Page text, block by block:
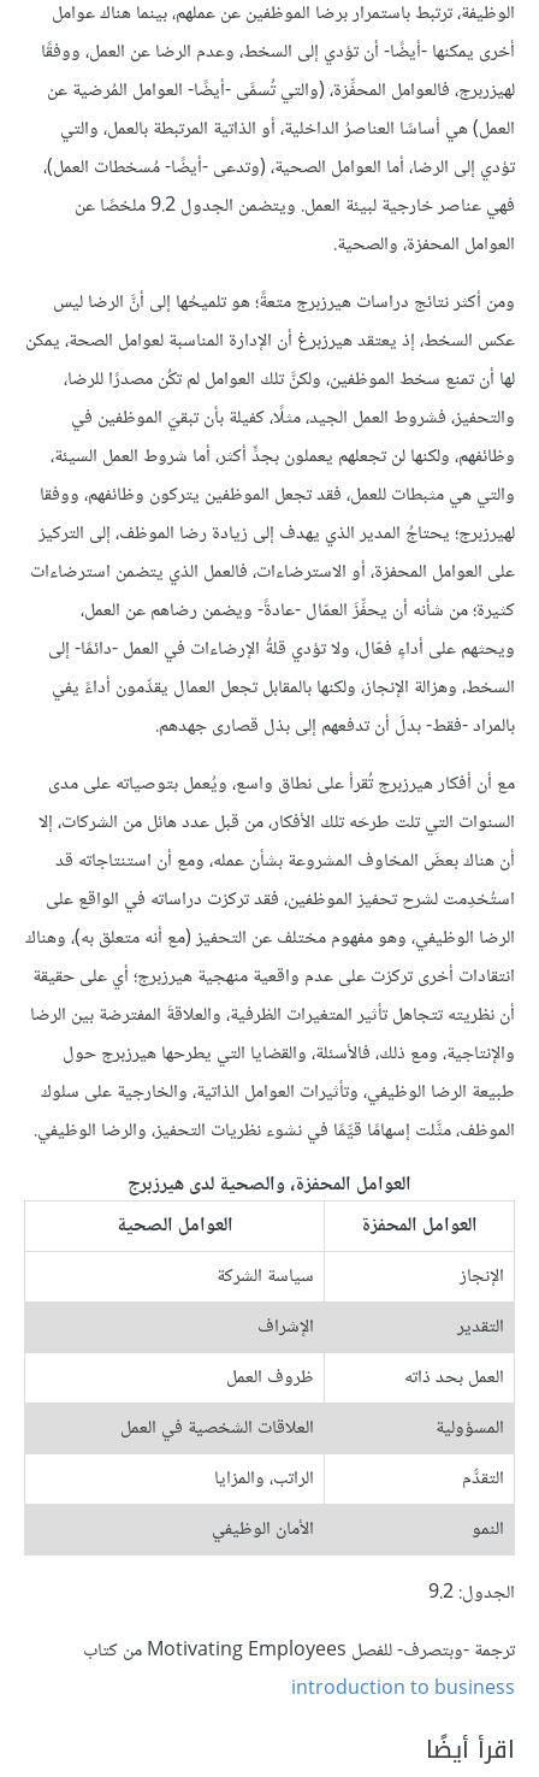
الوظيفة، ترتبط باستمرار برضا الموظفين عن عملهم، بينما هناك عوامل
أخرى يمكنها -أيضًا- أن تؤدي إلى السخط، وعدم الرضا عن العمل، ووفقًا
لهيزربرج، فالعوامل المحفِّزة، (والتي تُسمَّى -أيضًا- العوامل المُرضية عن
العمل) هي أساسًا العناصرُ الداخلية، أو الذاتية المرتبطة بالعمل، والتي
تؤدي إلى الرضا، أما العوامل الصحية، (وتدعى -أيضًا- مُسخطات العمل)،
فهي عناصر خارجية لبيئة العمل. ويتضمن الجدول 9.2 ملخصًا عن
العوامل المحفزة، والصحية.
ومن أكثر نتائج دراسات هيرزبرج متعةً؛ هو تلميحُها إلى أنَّ الرضا ليس
عكس السخط، إذ يعتقد هيرزبرغ أن اﻹدارة المناسبة لعوامل الصحة، يمكن
لها أن تمنع سخط الموظفين، ولكنَّ تلك العوامل لم تكُن مصدرًا للرضا،
والتحفيز، فشروط العمل الجيد، مثلًا، كفيلة بأن تبقيَ الموظفين في
وظائفهم، ولكنها لن تجعلهم يعملون بجدٍّ أكثر، أما شروط العمل السيئة،
والتي هي مثبطات للعمل، فقد تجعل الموظفين يتركون وظائفهم، ووفقا
لهيرزبرج؛ يحتاجُ المدير الذي يهدف إلى زيادة رضا الموظف، إلى التركيز
على العوامل المحفزة، أو اﻻسترضاءات، فالعمل الذي يتضمن استرضاءات
كثيرة؛ من شأنه أن يحفِّزَ العمّال -عادةً- ويضمن رضاهم عن العمل،
ويحثهم على أداءٍ فعّال، ولا تؤدي قلةُ اﻹرضاءات في العمل -دائمًا- إلى
السخط، وهزالة اﻹنجاز، ولكنها بالمقابل تجعل العمال يقدِّمون أداءً يفي
بالمراد -فقط- بدلَ أن تدفعهم إلى بذل قصارى جهدهم.
مع أن أفكار هيرزبرج تُقرأ على نطاق واسع، ويُعمل بتوصياته على مدى
السنوات التي تلت طرحَه تلك الأفكار، من قبل عدد هائل من الشركات، إلا
أن هناك بعضَ المخاوف المشروعة بشأن عمله، ومع أن استنتاجاته قد
استُخدِمت لشرح تحفيز الموظفين، فقد تركزت دراساته في الواقع على
الرضا الوظيفي، وهو مفهوم مختلف عن التحفيز (مع أنه متعلق به)، وهناك
انتقادات أخرى تركزت على عدم واقعية منهجية هيرزبرج؛ أي على حقيقة
أن نظريته تتجاهل تأثير المتغيرات الظرفية، والعلاقةَ المفترضة بين الرضا
واﻹنتاجية، ومع ذلك، فالأسئلة، والقضايا التي يطرحها هيرزبرج حول
طبيعة الرضا الوظيفي، وتأثيرات العوامل الذاتية، والخارجية على سلوك
الموظف، مثَّلت إسهامًا قيِّمًا في نشوء نظريات التحفيز، والرضا الوظيفي.
العوامل المحفزة، والصحية لدى هيرزبرج
العوامل المحفزة
العوامل الصحية
الإنجاز
سياسة الشركة
التقدير
الإشراف
العمل بحد ذاته
ظروف العمل
المسؤولية
العلاقات الشخصية في العمل
التقدُّم
الراتب، والمزايا
النمو
الأمان الوظيفي
الجدول: 9.2
ترجمة -وبتصرف- للفصل Motivating Employees من كتاب
introduction to business
اقرأ أيضًا